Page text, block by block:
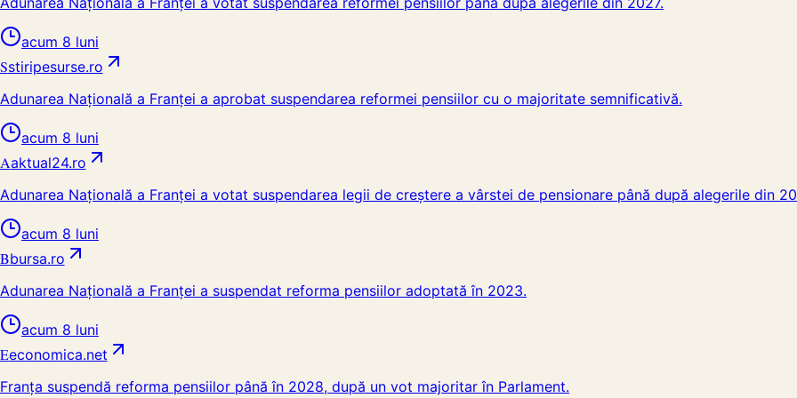
acum 8 luni
Sstiripesurse.ro
Adunarea Naţională a Franţei a aprobat suspendarea reformei pensiilor cu o majoritate semnificativă.
acum 8 luni
Aaktual24.ro
Adunarea Națională a Franței a votat suspendarea legii de creștere a vârstei de pensionare până după alegerile din
acum 8 luni
Bbursa.ro
Adunarea Națională a Franței a suspendat reforma pensiilor adoptată în 2023.
acum 8 luni
Eeconomica.net
Franța suspendă reforma pensiilor până în 2028, după un vot majoritar în Parlament.